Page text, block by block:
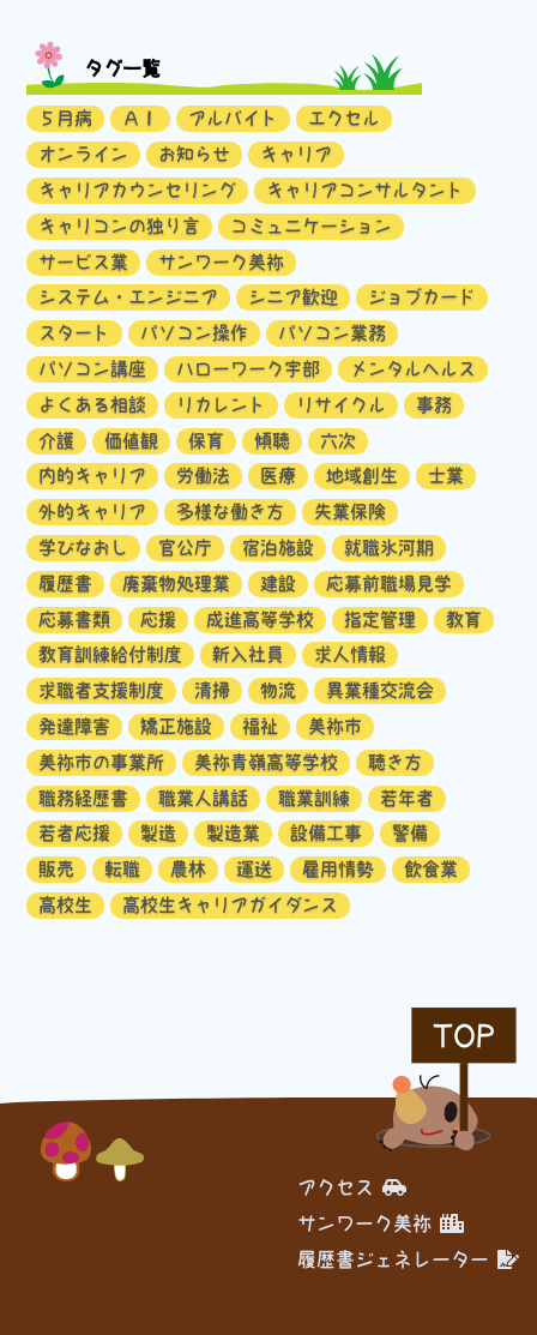
タグ一覧
５月病 ＡＩ アルバイト
エクセル
オンライン
お知らせ
キャリア
キャリアカウンセリング
キャリアコンサルタント
キャリコンの独り言
コミュニケーション
サービス業
サンワーク美祢
システム・エンジニア
シニア歓迎
ジョブカード
スタート
パソコン操作
パソコン業務
パソコン講座
ハローワーク宇部
メンタルヘルス
よくある相談
リカレント リサイクル
事務
介護
価値観 保育 傾聴
六次
内的キャリア
労働法 医療 地域創生
士業
外的キャリア
多様な働き方
失業保険
学びなおし
官公庁 宿泊施設
就職氷河期
履歴書
廃棄物処理業 建設
応募前職場見学
応募書類
応援 成進高等学校 指定管理
教育
教育訓練給付制度
新入社員
求人情報
求職者支援制度
清掃 物流
異業種交流会
発達障害
矯正施設 福祉
美祢市
美祢市の事業所
美祢青嶺高等学校
聴き方
職務経歴書
職業人講話 職業訓練
若年者
若者応援
製造 製造業 設備工事
警備
販売
転職 農林 運送 雇用情勢
飲食業
高校生
高校生キャリアガイダンス
TOP
アクセス
サンワーク美祢
履歴書ジェネレーター